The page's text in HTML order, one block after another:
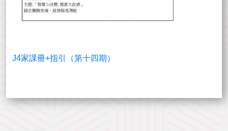
J4家課冊+指引（第十四期）